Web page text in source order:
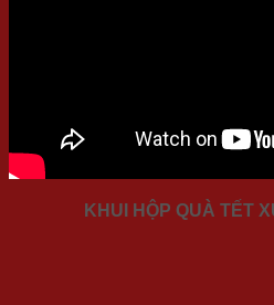
KHUI HỘP QUÀ TẾT